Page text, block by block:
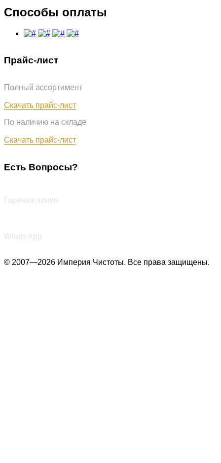
Способы оплаты
Прайс-лист
Полный ассортимент
Скачать прайс-лист
По наличию на складе
Скачать прайс-лист
Есть Вопросы?
Горячая линия
Whats App
© 2007—2026 Империя Чистоты. Все права защищены.